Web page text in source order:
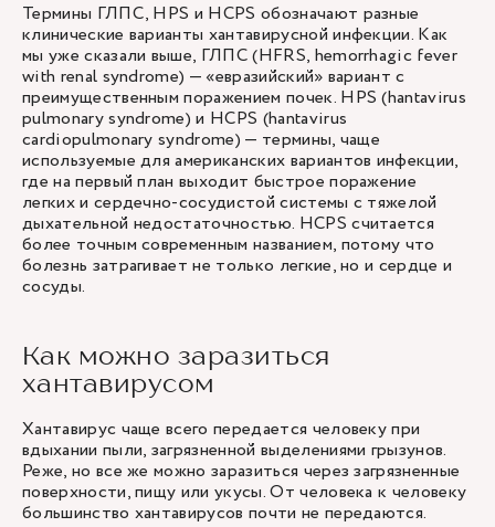
Термины ГЛПС, HPS и HCPS обозначают разные
клинические варианты хантавирусной инфекции. Как
мы уже сказали выше, ГЛПС (HFRS, hemorrhagic fever
with renal syndrome) — «евразийский» вариант с
преимущественным поражением почек. HPS (hantavirus
pulmonary syndrome) и HCPS (hantavirus
cardiopulmonary syndrome) — термины, чаще
используемые для американских вариантов инфекции,
где на первый план выходит быстрое поражение
легких и сердечно-сосудистой системы с тяжелой
дыхательной недостаточностью. HCPS считается
более точным современным названием, потому что
болезнь затрагивает не только легкие, но и сердце и
сосуды.
Как можно заразиться
хантавирусом
Хантавирус чаще всего передается человеку при
вдыхании пыли, загрязненной выделениями грызунов.
Реже, но все же можно заразиться через загрязненные
поверхности, пищу или укусы. От человека к человеку
большинство хантавирусов почти не передаются.